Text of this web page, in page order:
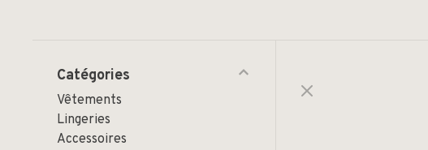
Catégories
Vêtements
Lingeries
Accessoires